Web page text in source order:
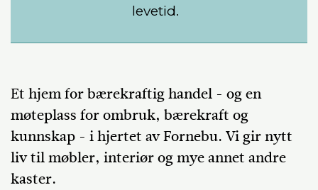
levetid.
Et hjem for bærekraftig handel - og en
møteplass for ombruk, bærekraft og
kunnskap - i hjertet av Fornebu. Vi gir nytt
liv til møbler, interiør og mye annet andre
kaster.